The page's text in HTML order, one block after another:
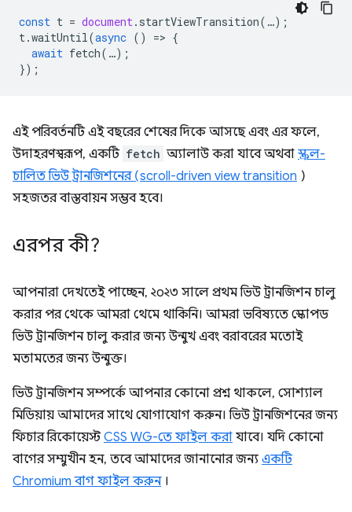
const t = document. startViewTransition( …);
t.waitUntil(async () => {
await fetch( …);
});
এই পরিবর্তনটি এই বছরের শেষের দিকে আসছে এবং এর ফলে,
উদাহরণস্বরূপ, একটি fetch অ্যালাউ করা যাবে অথবা স্ক্রল-
চালিত ভিউ ট্রানজিশনের (scroll-driven view transition )
সহজতর বাস্তবায়ন সম্ভব হবে।
এরপর কী?
আপনারা দেখতেই পাচ্ছেন, ২০২৩ সালে প্রথম ভিউ ট্রানজিশন চালু
করার পর থেকে আমরা থেমে থাকিনি। আমরা ভবিষ্যতে স্কোপড
ভিউ ট্রানজিশন চালু করার জন্য উন্মুখ এবং বরাবরের মতোই
মতামতের জন্য উন্মুক্ত।
ভিউ ট্রানজিশন সম্পর্কে আপনার কোনো প্রশ্ন থাকলে, সোশ্যাল
মিডিয়ায় আমাদের সাথে যোগাযোগ করুন। ভিউ ট্রানজিশনের জন্য
ফিচার রিকোয়েস্টCSS WG-তে ফাইল করা যাবে। যদি কোনো
বাগের সম্মুখীন হন, তবে আমাদের জানানোর জন্য একটি
Chromium বাগ ফাইল করুন।